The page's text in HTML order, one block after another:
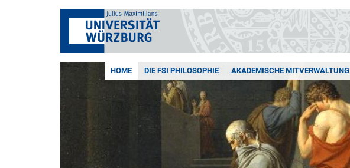
HOME DIE FSI PHILOSOPHIE AKADEMISCHE MITVERWALTUNG